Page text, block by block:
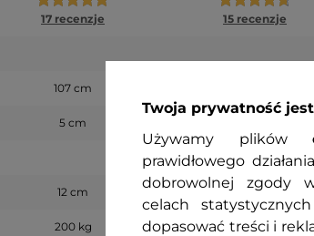
17 recenzje
15 recenzje
107 cm
5 cm
75-90 cm
12 cm
200 kg 100 kg
Twoja prywatność
Używamy plików
prawidłowego
dobrowolnej zgody
celach
dopasować treści i